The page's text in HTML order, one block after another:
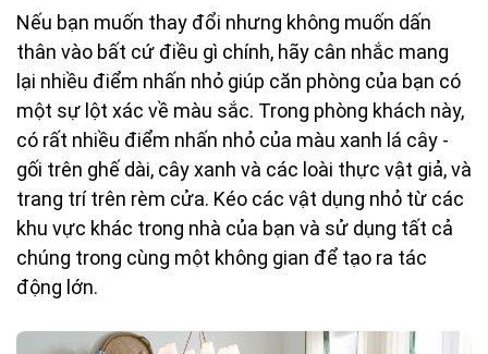
Nếu bạn muốn thay đổi nhưng không muốn dấn
thân vào bất cứ điều gì chính, hãy cân nhắc mang
lại nhiều điểm nhấn nhỏ giúp căn phòng của bạn có
một sự lột xác về màu sắc. Trong phòng khách này,
có rất nhiều điểm nhấn nhỏ của màu xanh lá cây -
gối trên ghế dài, cây xanh và các loài thực vật giả, và
trang trí trên rèm cửa. Kéo các vật dụng nhỏ từ các
khu vực khác trong nhà của bạn và sử dụng tất cả
chúng trong cùng một không gian để tạo ra tác
động lớn.